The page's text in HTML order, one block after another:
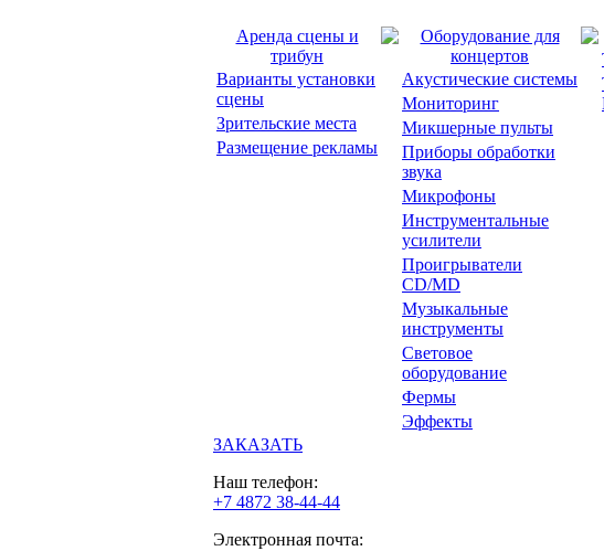
Аренда сцены и
трибун
Варианты установки
сцены
Зрительские места
Размещение рекламы
Оборудование для
концертов
Акустические системы
Мониторинг
Микшерные пульты
Приборы обработки
звука
Микрофоны
Инструментальные
усилители
Проигрыватели
CD/MD
Музыкальные
инструменты
Световое
оборудование
Фермы
Эффекты
ЗАКАЗАТЬ
Наш телефон:
+7 4872 38-44-44
Электронная почта: